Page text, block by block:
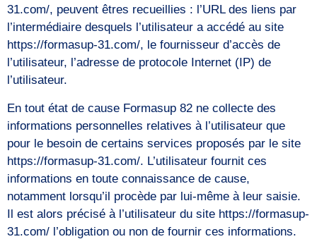
31.com/, peuvent êtres recueillies : l’URL des liens par
l’intermédiaire desquels l’utilisateur a accédé au site
https://formasup-31.com/, le fournisseur d’accès de
l’utilisateur, l’adresse de protocole Internet (IP) de
l’utilisateur.
En tout état de cause Formasup 82 ne collecte des
informations personnelles relatives à l’utilisateur que
pour le besoin de certains services proposés par le site
https://formasup-31.com/. L’utilisateur fournit ces
informations en toute connaissance de cause,
notamment lorsqu’il procède par lui-même à leur saisie.
Il est alors précisé à l’utilisateur du site https://formasup-
31.com/ l’obligation ou non de fournir ces informations.